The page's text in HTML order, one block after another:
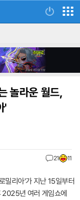
놀라운 월드,
'
21 11
밀리아'가 지난 15일부터
2025년 여러 게임쇼에